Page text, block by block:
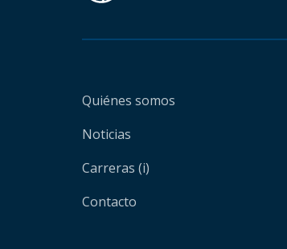
Quiénes somos
Noticias
Carreras (i)
Contacto